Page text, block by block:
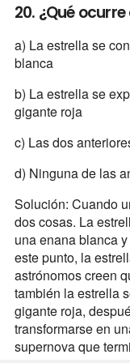
20. ¿Qué
a) La estrella se
blanca
b) La estrella se
gigante roja
c) Las dos
d) Ninguna de las
Solución: Cuando
dos cosas. La
una enana blanca
este punto, la
astrónomos creen
también la estrella
gigante roja,
transformarse en
supernova que